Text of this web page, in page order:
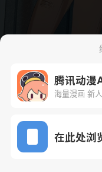
下一话
腾讯动漫
海量漫画 新
在此处浏